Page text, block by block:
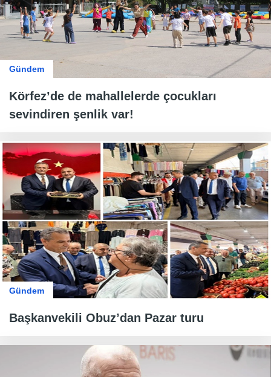
Gündem
Körfez’de de mahallelerde çocukları
sevindiren şenlik var!
Gündem
Başkanvekili Obuz’dan Pazar turu